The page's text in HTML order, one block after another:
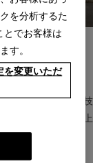
げるグローバル家
を融合し、素材や技
案。長く愛される上
を分析するた
とでお客様は
す。
を変更いただ